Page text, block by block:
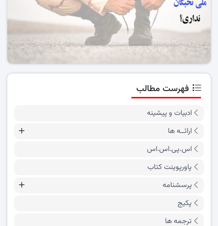
فهرست مطالب
ادبیات و پیشینه
ارائــه ها
اس.پی.اس.اس
پاورپوینت کتاب
پرسشنامه
پکیج
ترجمه ها